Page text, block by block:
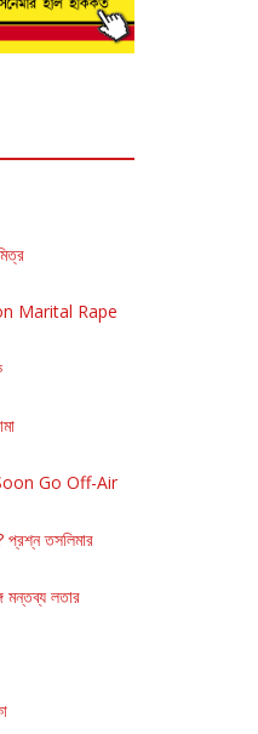
Marital Rape
Go Off-Air
প্রশ্ন তসলিমার
মন্তব্য লতার